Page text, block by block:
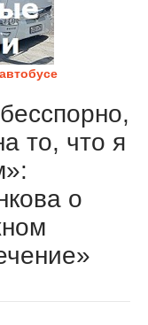
то, что я
о